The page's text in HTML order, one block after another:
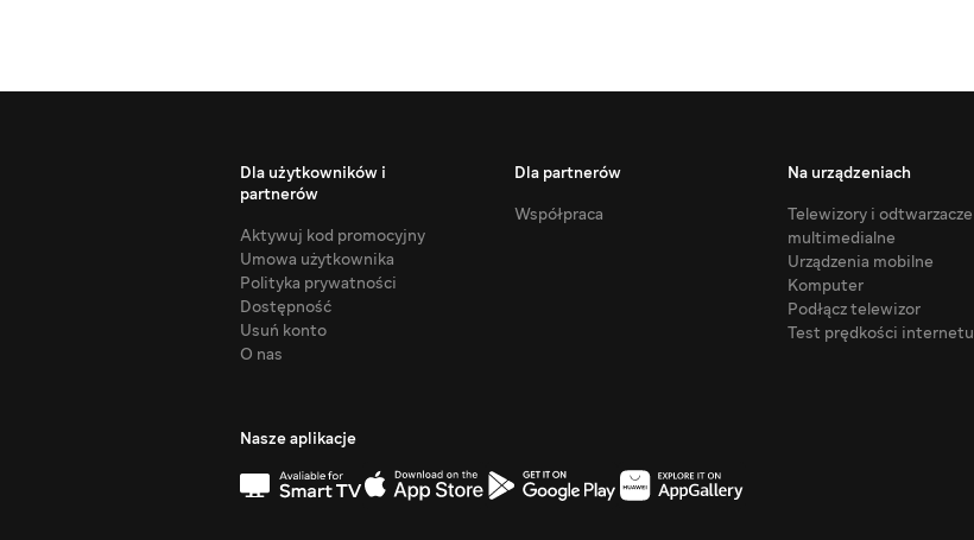
Dla użytkowników i
partnerów
Aktywuj kod promocyjny
Umowa użytkownika
Polityka prywatności
Dostępność
Usuń konto
O nas
Dla partnerów
Współpraca
Na urządzeniach
Telewizory i odtwarzacze
multimedialne
Urządzenia mobilne
Komputer
Podłącz telewizor
Test prędkości internetu
Nasze aplikacje